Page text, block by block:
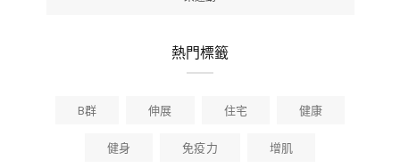
熱門標籤
B群 伸展 住宅
健康
健身
免疫力
增肌